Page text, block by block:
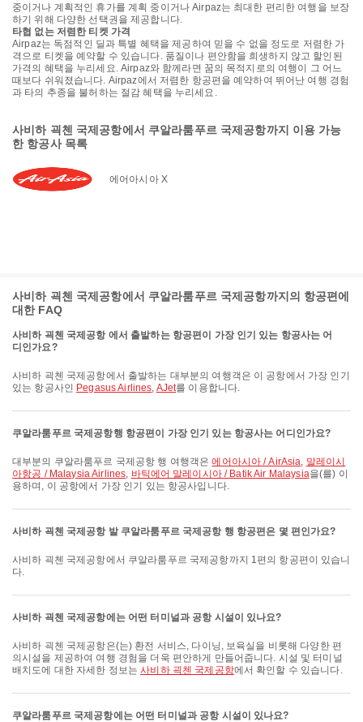
중이거나 계획적인 휴가를 계획 중이거나 Airpaz는 최대한 편리한 여행을 보장
하기 위해 다양한 선택권을 제공합니다.
타협 없는 저렴한 티켓 가격
Airpaz는 독점적인 딜과 특별 혜택을 제공하여 믿을 수 없을 정도로 저렴한 가
격으로 티켓을 예약할 수 있습니다. 품질이나 편안함을 희생하지 않고 할인된
가격의 혜택을 누리세요. Airpaz와 함께라면 꿈의 목적지로의 여행이 그 어느
때보다 쉬워졌습니다. Airpaz에서 저렴한 항공편을 예약하여 뛰어난 여행 경험
과 타의 추종을 불허하는 절감 혜택을 누리세요.
사비하 괵첸 국제공항에서 쿠알라룸푸르 국제공항까지 이용 가능
한 항공사 목록
에어아시아 X
사비하 괵첸 국제공항에서 쿠알라룸푸르 국제공항까지의 항공편에
대한 FAQ
사비하 괵첸 국제공항 에서 출발하는 항공편이 가장 인기 있는 항공사는 어
디인가요?
사비하 괵첸 국제공항에서 출발하는 대부분의 여행객은 이 공항에서 가장 인기
있는 항공사인 Pegasus Airlines, AJet를 이용합니다.
쿠알라룸푸르 국제공항행 항공편이 가장 인기 있는 항공사는 어디인가요?
대부분의 쿠알라룸푸르 국제공항 행 여행객은에어아시아 / AirAsia, 말레이시
아항공 / Malaysia Airlines, 바틱에어 말레이시아 / Batik Air Malaysia을(를) 이
용하며, 이 공항에서 가장 인기 있는 항공사입니다.
사비하 괵첸 국제공항 발 쿠알라룸푸르 국제공항 행 항공편은 몇 편인가요?
사비하 괵첸 국제공항에서 쿠알라룸푸르 국제공항까지 1편의 항공편이 있습니
다.
사비하 괵첸 국제공항에는 어떤 터미널과 공항 시설이 있나요?
사비하 괵첸 국제공항은(는) 환전 서비스, 다이닝, 보육실을 비롯해 다양한 편
의시설을 제공하여 여행 경험을 더욱 편안하게 만들어줍니다. 시설 및 터미널
배치도에 대한 자세한 정보는사비하 괵첸 국제공항에서 확인할 수 있습니다.
쿠알라룸푸르 국제공항에는 어떤 터미널과 공항 시설이 있나요?